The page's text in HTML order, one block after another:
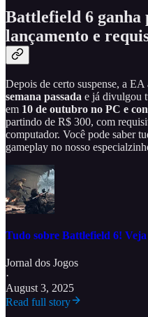
Battlefield 6 ganha
lançamento e
Depois de certo suspense, a EA
semana passada e já divulgou
em 10 de outubro no PC e
partindo de R$ 300, com
computador. Você pode saber
gameplay no nosso
Tudo sobre Battlefield 6!
Jornal dos Jogos
·
August 3, 2025
Read full story